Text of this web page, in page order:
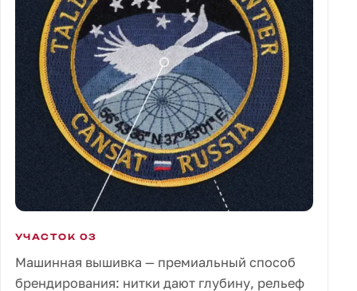
УЧАСТОК 03
Машинная вышивка — премиальный способ
брендирования: нитки дают глубину, рельеф